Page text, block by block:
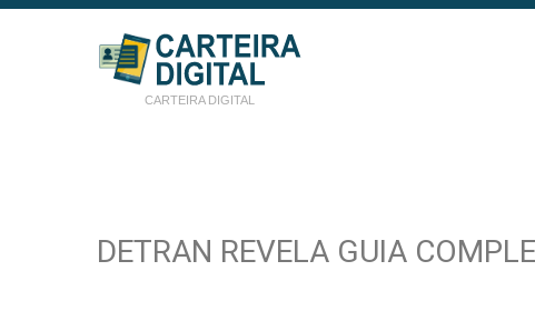
CARTEIRA DIGITAL
DETRAN REVELA GUIA